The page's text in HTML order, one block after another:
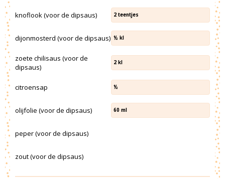
knoflook (voor de dipsaus) 2 teentjes
dijonmosterd (voor de dipsaus) ½ kl
zoete chilisaus (voor de
dipsaus)
2 kl
citroensap ½
olijfolie (voor de dipsaus) 60 ml
peper (voor de dipsaus)
zout (voor de dipsaus)